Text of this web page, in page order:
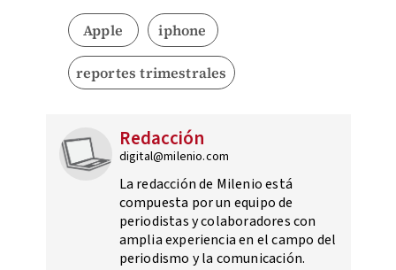
Apple iphone
reportes trimestrales
Redacción
digital@milenio.com
La redacción de Milenio está
compuesta por un equipo de
periodistas y colaboradores con
amplia experiencia en el campo del
periodismo y la comunicación.